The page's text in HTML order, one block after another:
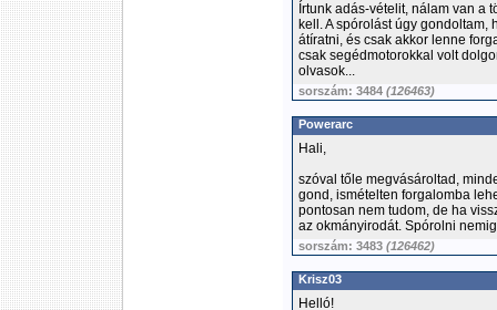
Írtunk adás-vételit, nálam van a
kell. A spórolást úgy
átíratni, és csak akkor lenne
csak segédmotorokkal volt
olvasok...
sorszám: 3484 (126463)
Powerarc
Hali,
szóval tőle megvásároltad,
gond, ismételten forgalomba
pontosan nem tudom, de ha
az okmányirodát. Spórolni
sorszám: 3483 (126462)
Krisz03
Helló!